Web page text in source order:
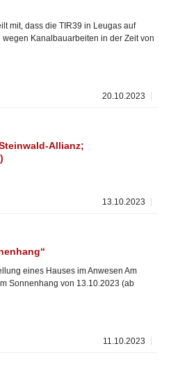
mit, dass die TIR39 in Leugas auf
Kanalbauarbeiten in der Zeit von
20.10.2023
Allianz;
13.10.2023
eines Hauses im Anwesen Am
Sonnenhang von 13.10.2023 (ab
11.10.2023